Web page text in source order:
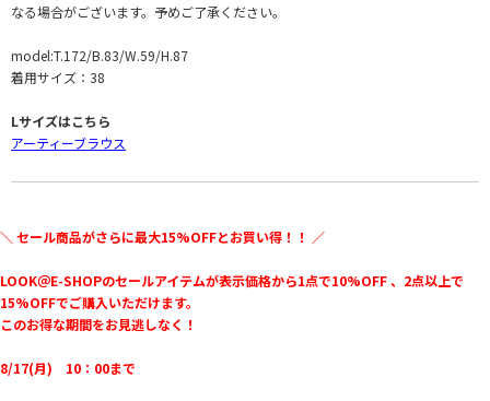
なる場合がございます。予めご了承ください。
model:T.172/B.83/W.59/H.87
着用サイズ：38
Lサイズはこちら
アーティーブラウス
＼ セール商品がさらに最大15%OFFとお買い得！！ ／
LOOK＠E-SHOPのセールアイテムが表示価格から1点で10%OFF 、2点以上で
15%OFFでご購入いただけます。
このお得な期間をお見逃しなく！
8/17(月) 10：00まで